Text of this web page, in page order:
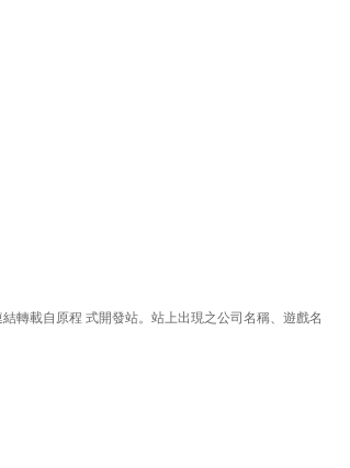
轉載自原程 式開發站。站上出現之公司名稱、遊戲名